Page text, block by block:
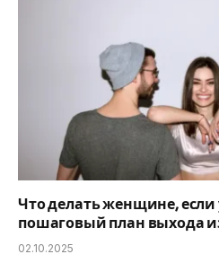
Что делать женщине,
пошаговый план выхода
02.10.2025